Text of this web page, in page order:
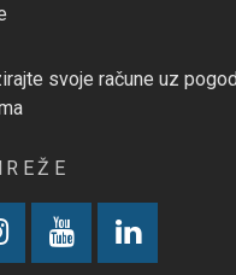
svoje račune uz